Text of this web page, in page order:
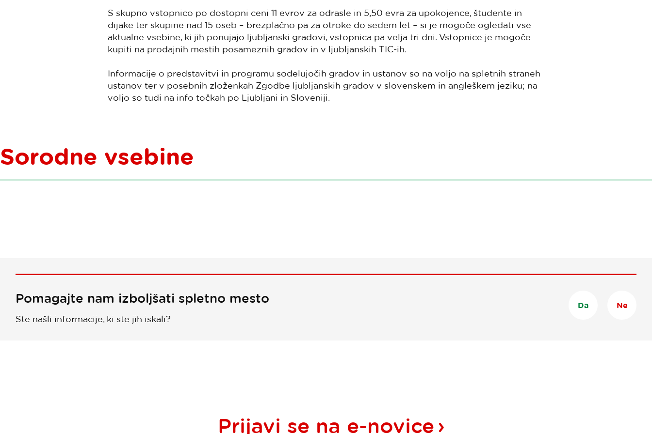
S skupno vstopnico po dostopni ceni 11 evrov za odrasle in 5,50 evra za upokojence, študente in
dijake ter skupine nad 15 oseb – brezplačno pa za otroke do sedem let – si je mogoče ogledati vse
aktualne vsebine, ki jih ponujajo ljubljanski gradovi, vstopnica pa velja tri dni. Vstopnice je mogoče
kupiti na prodajnih mestih posameznih gradov in v ljubljanskih TIC-ih.
Informacije o predstavitvi in programu sodelujočih gradov in ustanov so na voljo na spletnih straneh
ustanov ter v posebnih zloženkah Zgodbe ljubljanskih gradov v slovenskem in angleškem jeziku; na
voljo so tudi na info točkah po Ljubljani in Sloveniji.
Sorodne vsebine
Pomagajte nam izboljšati spletno mesto
Ste našli informacije, ki ste jih iskali?
Da Ne
Prijavi se na e-novice